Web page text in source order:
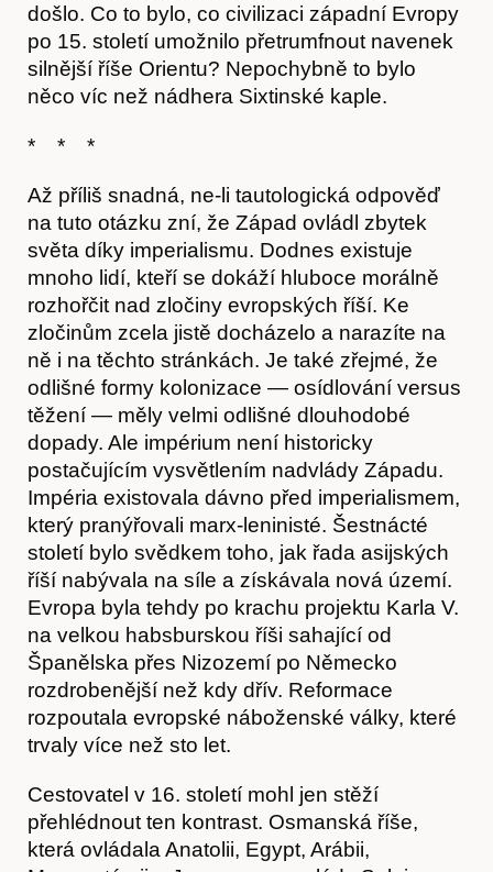
Předplatné
došlo. Co to bylo, co civilizaci západní Evropy
po 15. století umožnilo přetrumfnout navenek
silnější říše Orientu? Nepochybně to bylo
něco víc než nádhera Sixtinské kaple.
* * *
Až příliš snadná, ne-li tautologická odpověď
na tuto otázku zní, že Západ ovládl zbytek
světa díky imperialismu. Dodnes existuje
mnoho lidí, kteří se dokáží hluboce morálně
rozhořčit nad zločiny evropských říší. Ke
zločinům zcela jistě docházelo a narazíte na
ně i na těchto stránkách. Je také zřejmé, že
odlišné formy kolonizace — osídlování versus
těžení — měly velmi odlišné dlouhodobé
dopady. Ale impérium není historicky
postačujícím vysvětlením nadvlády Západu.
Impéria existovala dávno před imperialismem,
který pranýřovali marx-leninisté. Šestnácté
století bylo svědkem toho, jak řada asijských
říší nabývala na síle a získávala nová území.
Evropa byla tehdy po krachu projektu Karla V.
na velkou habsburskou říši sahající od
Španělska přes Nizozemí po Německo
rozdrobenější než kdy dřív. Reformace
rozpoutala evropské náboženské války, které
trvaly více než sto let.
Cestovatel v 16. století mohl jen stěží
přehlédnout ten kontrast. Osmanská říše,
která ovládala Anatolii, Egypt, Arábii,